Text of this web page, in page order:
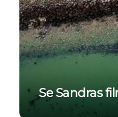
Se Sandras